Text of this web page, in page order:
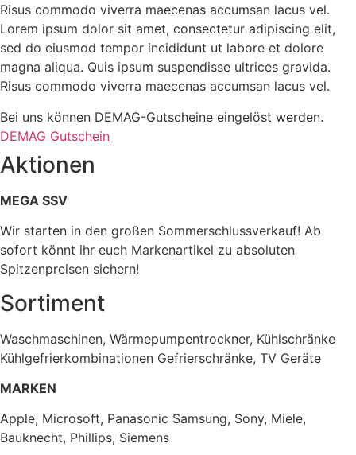
Risus commodo viverra maecenas accumsan lacus vel.
Lorem ipsum dolor sit amet, consectetur adipiscing elit,
sed do eiusmod tempor incididunt ut labore et dolore
magna aliqua. Quis ipsum suspendisse ultrices gravida.
Risus commodo viverra maecenas accumsan lacus vel.
Bei uns können DEMAG-Gutscheine eingelöst werden.
DEMAG Gutschein
Aktionen
MEGA SSV
Wir starten in den großen Sommerschlussverkauf! Ab
sofort könnt ihr euch Markenartikel zu absoluten
Spitzenpreisen sichern!
Sortiment
Waschmaschinen, Wärmepumpentrockner, Kühlschränke
Kühlgefrierkombinationen Gefrierschränke, TV Geräte
MARKEN
Apple, Microsoft, Panasonic Samsung, Sony, Miele,
Bauknecht, Phillips, Siemens